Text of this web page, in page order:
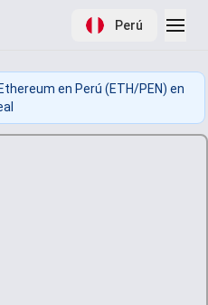
Perú
en Perú (ETH/PEN) en